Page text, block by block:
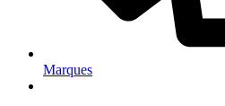
Marques